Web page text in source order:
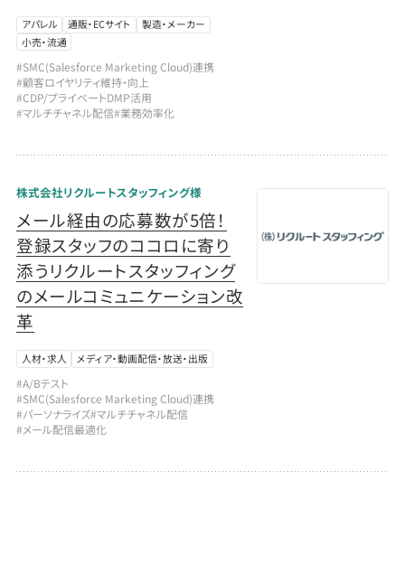
アパレル 通販・ECサイト
製造・メーカー
小売・流通
#SMC(Salesforce Marketing Cloud)連携
#顧客ロイヤリティ維持・向上
#CDP/プライベートDMP活用
#マルチチャネル配信#業務効率化
株式会社リクルートスタッフィング様
メール経由の応募数が5倍！
登録スタッフのココロに寄り
添うリクルートスタッフィング
のメールコミュニケーション改
革
人材・求人 メディア・動画配信・放送・出版
#A/Bテスト
#SMC(Salesforce Marketing Cloud)連携
#パーソナライズ#マルチチャネル配信
#メール配信最適化